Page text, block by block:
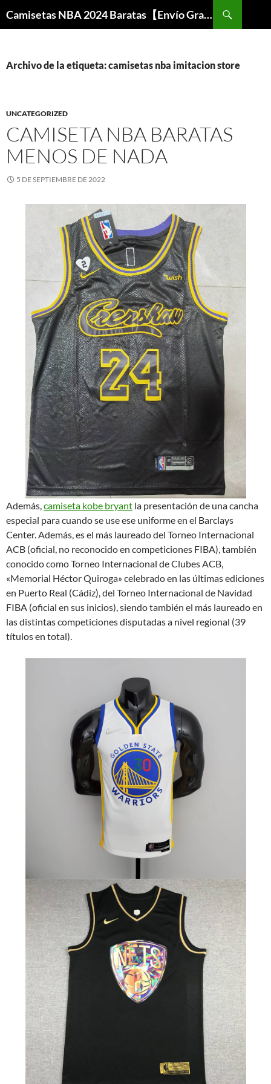
Camisetas NBA 2024 Baratas【Envío Gratis】
Archivo de la etiqueta: camisetas nba imitacion store
UNCATEGORIZED
CAMISETA NBA BARATAS
MENOS DE NADA
5 DE SEPTIEMBRE DE 2022
Además, camiseta kobe bryant la presentación de una cancha
especial para cuando se use ese uniforme en el Barclays
Center. Además, es el más laureado del Torneo Internacional
ACB (oficial, no reconocido en competiciones FIBA), también
conocido como Torneo Internacional de Clubes ACB,
«Memorial Héctor Quiroga» celebrado en las últimas ediciones
en Puerto Real (Cádiz), del Torneo Internacional de Navidad
FIBA (oficial en sus inicios), siendo también el más laureado en
las distintas competiciones disputadas a nivel regional (39
títulos en total).